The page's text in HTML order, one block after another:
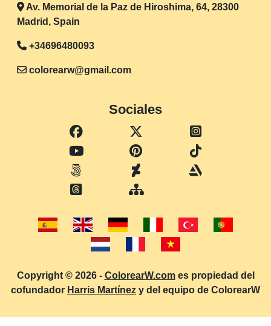
Av. Memorial de la Paz de Hiroshima, 64, 28300
Madrid, Spain
+34696480093
colorearw@gmail.com
Sociales
Copyright © 2026 - ColorearW.comes propiedad del
cofundador Harris Martínez y del equipo de ColorearW